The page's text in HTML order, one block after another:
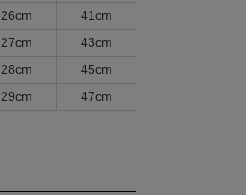
26cm
41cm
27cm
43cm
28cm
45cm
29cm 47cm